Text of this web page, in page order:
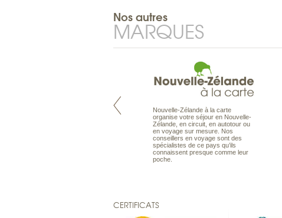
Nos autres
MARQUES
Pacifique à la carte est le spécialiste
Nouvelle-Zélande à la carte
organise votre séjour en Nouvelle-
Zélande, en circuit, en autotour ou
en voyage sur mesure. Nos
conseillers en voyage sont des
spécialistes de ce pays qu’ils
connaissent presque comme leur
poche.
CERTIFICATS